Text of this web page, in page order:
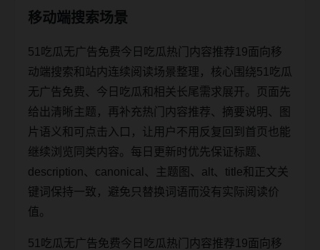
移动端搜索场景
51吃瓜无广告免费今日吃瓜热门内容推荐19面向移
动端搜索和站内连续阅读场景整理，核心围绕51吃瓜
无广告免费、今日吃瓜和相关长尾需求展开。页面先
给出清晰主题，再补充热门内容推荐、摘要说明、图
片语义和可点击入口，让用户不用反复回到首页也能
继续浏览同类内容。每日更新时优先保证标题、
description、canonical、主题图、alt、title和正文关
键词保持一致，避免只替换词语而没有实际阅读价
值。
51吃瓜无广告免费今日吃瓜热门内容推荐19面向移